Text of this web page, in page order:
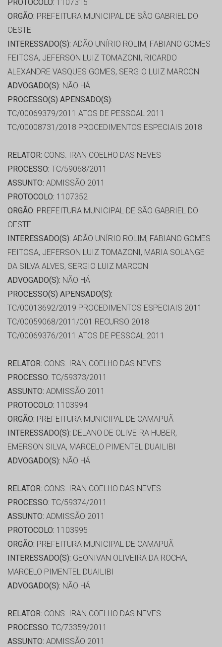
PROTOCOLO: 1107315
ORGÃO: PREFEITURA MUNICIPAL DE SÃO GABRIEL DO
OESTE
INTERESSADO(S): ADÃO UNÍRIO ROLIM, FABIANO GOMES
FEITOSA, JEFERSON LUIZ TOMAZONI, RICARDO
ALEXANDRE VASQUES GOMES, SERGIO LUIZ MARCON
ADVOGADO(S): NÃO HÁ
PROCESSO(S) APENSADO(S):
TC/00069379/2011 ATOS DE PESSOAL 2011
TC/00008731/2018 PROCEDIMENTOS ESPECIAIS 2018
RELATOR: CONS. IRAN COELHO DAS NEVES
PROCESSO: TC/59068/2011
ASSUNTO: ADMISSÃO 2011
PROTOCOLO: 1107352
ORGÃO: PREFEITURA MUNICIPAL DE SÃO GABRIEL DO
OESTE
INTERESSADO(S): ADÃO UNÍRIO ROLIM, FABIANO GOMES
FEITOSA, JEFERSON LUIZ TOMAZONI, MARIA SOLANGE
DA SILVA ALVES, SERGIO LUIZ MARCON
ADVOGADO(S): NÃO HÁ
PROCESSO(S) APENSADO(S):
TC/00013692/2019 PROCEDIMENTOS ESPECIAIS 2011
TC/00059068/2011/001 RECURSO 2018
TC/00069376/2011 ATOS DE PESSOAL 2011
RELATOR: CONS. IRAN COELHO DAS NEVES
PROCESSO: TC/59373/2011
ASSUNTO: ADMISSÃO 2011
PROTOCOLO: 1103994
ORGÃO: PREFEITURA MUNICIPAL DE CAMAPUÃ
INTERESSADO(S): DELANO DE OLIVEIRA HUBER,
EMERSON SILVA, MARCELO PIMENTEL DUAILIBI
ADVOGADO(S): NÃO HÁ
RELATOR: CONS. IRAN COELHO DAS NEVES
PROCESSO: TC/59374/2011
ASSUNTO: ADMISSÃO 2011
PROTOCOLO: 1103995
ORGÃO: PREFEITURA MUNICIPAL DE CAMAPUÃ
INTERESSADO(S): GEONIVAN OLIVEIRA DA ROCHA,
MARCELO PIMENTEL DUAILIBI
ADVOGADO(S): NÃO HÁ
RELATOR: CONS. IRAN COELHO DAS NEVES
PROCESSO: TC/73359/2011
ASSUNTO: ADMISSÃO 2011